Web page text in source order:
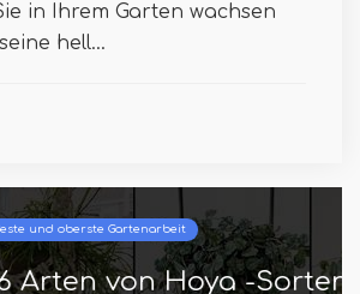
in Ihrem Garten wachsen
hell...
Hoya -Sorten mit